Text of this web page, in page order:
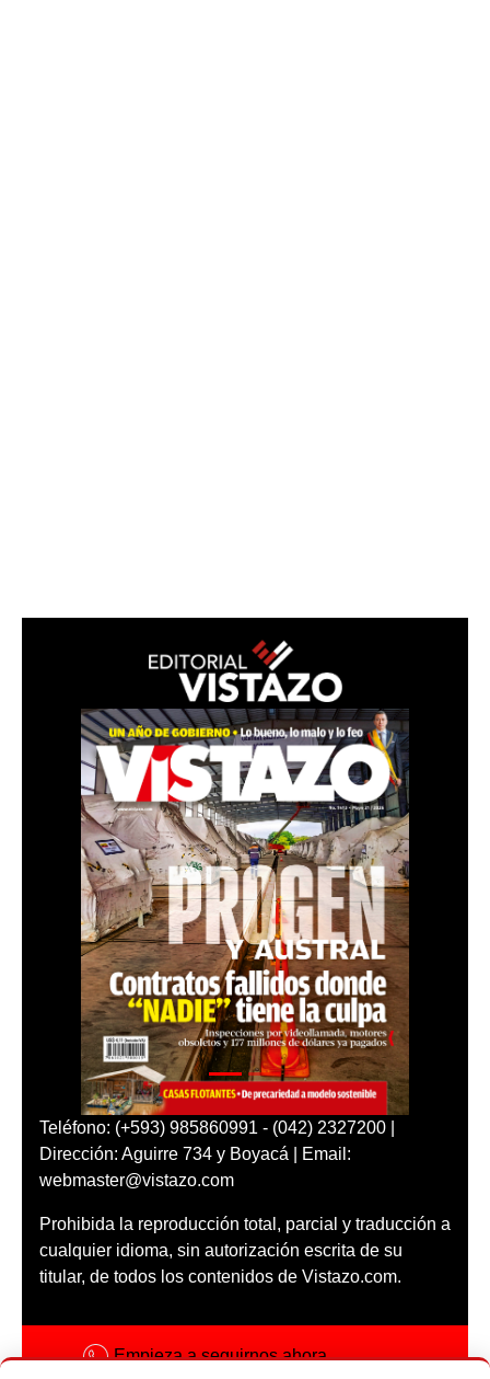
Teléfono: (+593) 985860991 - (042) 2327200 |
Dirección: Aguirre 734 y Boyacá | Email:
webmaster@vistazo.com
Prohibida la reproducción total, parcial y traducción a
cualquier idioma, sin autorización escrita de su
titular, de todos los contenidos de Vistazo.com.
Empieza a seguirnos ahora